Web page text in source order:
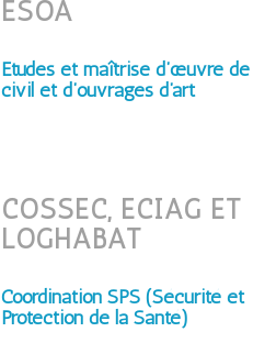
ESOA
Etudes et maîtrise d’œuvre
civil et d’ouvrages d’art
COSSEC, ECIAG ET
LOGHABAT
Coordination SPS (Sécurité et
Protection de la Santé)